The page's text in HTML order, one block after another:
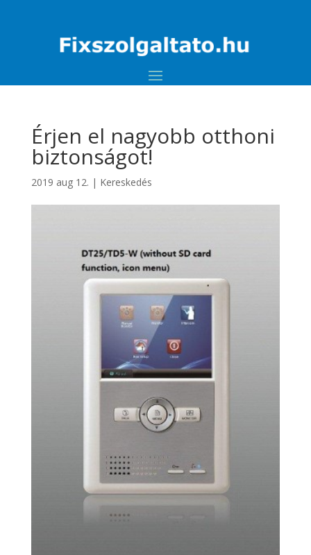
Érjen el nagyobb otthoni
biztonságot!
2019 aug 12. | Kereskedés